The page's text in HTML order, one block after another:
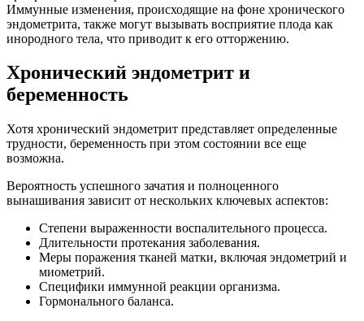
Иммунные изменения, происходящие на фоне хронического
эндометрита, также могут вызывать восприятие плода как
инородного тела, что приводит к его отторжению.
Хронический эндометрит и
беременность
Хотя хронический эндометрит представляет определенные
трудности, беременность при этом состоянии все еще
возможна.
Вероятность успешного зачатия и полноценного
вынашивания зависит от нескольких ключевых аспектов:
Степени выраженности воспалительного процесса.
Длительности протекания заболевания.
Меры поражения тканей матки, включая эндометрий и
миометрий.
Специфики иммунной реакции организма.
Гормонального баланса.